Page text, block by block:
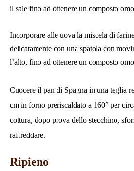
il sale fino ad ottenere un composto
Incorporare alle uova la miscela di
delicatamente con una spatola con
l’alto, fino ad ottenere un composto
Cuocere il pan di Spagna in una teglia
cm in forno preriscaldato a 160° per
cottura, dopo prova dello stecchino,
raffreddare.
Ripieno